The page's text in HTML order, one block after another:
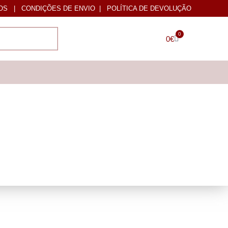
| CONDIÇÕES DE ENVIO | POLÍTICA DE DEVOLUÇÃO
0€
0